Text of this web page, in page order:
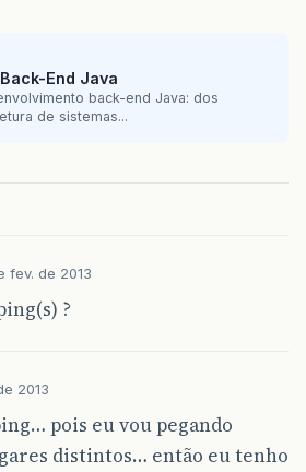
WritableWorkbook
WritableSheet
if (i
sheet
End Java
back-end Java: dos
de sistemas...
fev. de 2013
?
2013
pois eu vou pegando
distintos… então eu tenho